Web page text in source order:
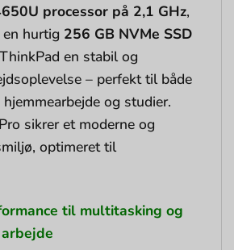
processor på 2,1 GHz,
hurtig 256 GB NVMe SSD
en stabil og
– perfekt til både
og studier.
sikrer et moderne og
optimeret til
til multitasking og